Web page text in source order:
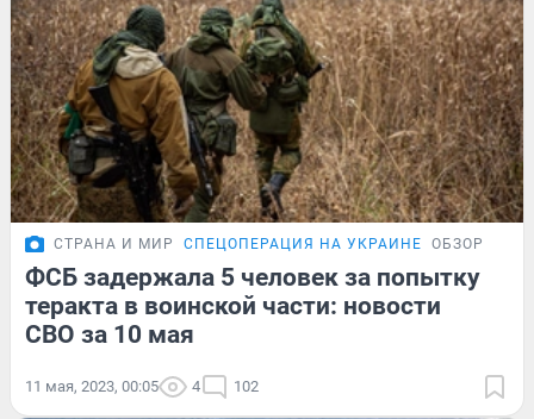
СТРАНА И МИР СПЕЦОПЕРАЦИЯ НА УКРАИНЕ ОБЗОР
ФСБ задержала 5 человек за попытку
теракта в воинской части: новости
СВО за 10 мая
11 мая, 2023, 00:05 4 102